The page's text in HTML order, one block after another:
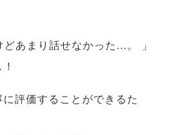
あまり話せなかった...。
」
評価することができるた